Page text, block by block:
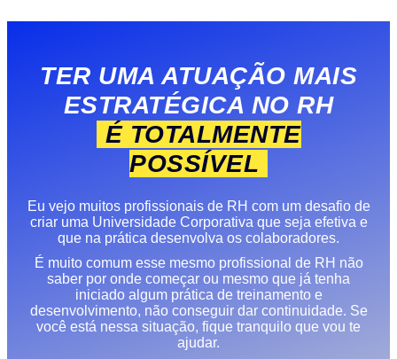
TER UMA ATUAÇÃO MAIS
ESTRATÉGICA NO RH
É TOTALMENTE
POSSÍVEL
Eu vejo muitos profissionais de RH com um desafio de
criar uma Universidade Corporativa que seja efetiva e
que na prática desenvolva os colaboradores.
É muito comum esse mesmo profissional de RH não
saber por onde começar ou mesmo que já tenha
iniciado algum prática de treinamento e
desenvolvimento, não conseguir dar continuidade. Se
você está nessa situação, fique tranquilo que vou te
ajudar.